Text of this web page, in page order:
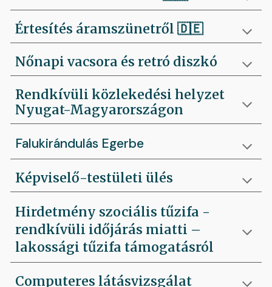
Értesítés áramszünetről 🇩🇪
Nőnapi vacsora és retró diszkó
Rendkívüli közlekedési helyzet
Nyugat-Magyarországon
Falukirándulás Egerbe
Képviselő-testületi ülés
Hirdetmény szociális tűzifa -
rendkívüli időjárás miatti –
lakossági tűzifa támogatásról
Computeres látásvizsgálat